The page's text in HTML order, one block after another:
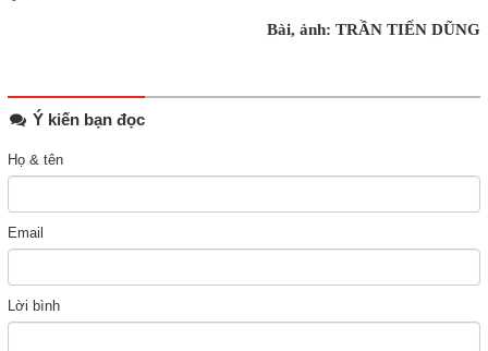
Bài, ảnh: TRẦN TIẾN DŨNG
Ý kiến bạn đọc
Họ & tên
Email
Lời bình